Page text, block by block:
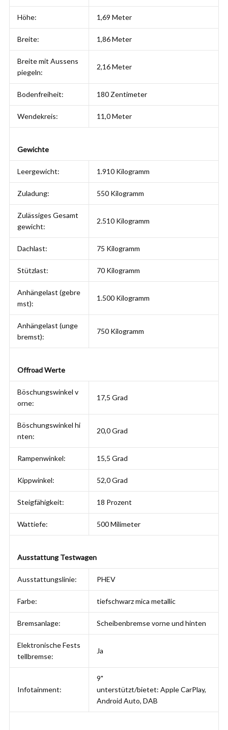
Höhe: 1,69 Meter
Breite: 1,86 Meter
Breite mit Aussens
piegeln:
2,16 Meter
Bodenfreiheit: 180 Zentimeter
Wendekreis: 11,0 Meter
Gewichte
Leergewicht: 1.910 Kilogramm
Zuladung: 550 Kilogramm
Zulässiges Gesamt
gewicht:
2.510 Kilogramm
Dachlast: 75 Kilogramm
Stützlast: 70 Kilogramm
Anhängelast (gebre
mst):
1.500 Kilogramm
Anhängelast (unge
bremst):
750 Kilogramm
Offroad Werte
Böschungswinkel v
orne:
17,5 Grad
Böschungswinkel hi
nten:
20,0 Grad
Rampenwinkel: 15,5 Grad
Kippwinkel: 52,0 Grad
Steigfähigkeit: 18 Prozent
Wattiefe: 500 Milimeter
Ausstattung Testwagen
Ausstattungslinie: PHEV
Farbe: tiefschwarz mica metallic
Bremsanlage: Scheibenbremse vorne und hinten
Elektronische Fests
tellbremse:
Ja
Infotainment:
9"
unterstützt/bietet: Apple CarPlay,
Android Auto, DAB